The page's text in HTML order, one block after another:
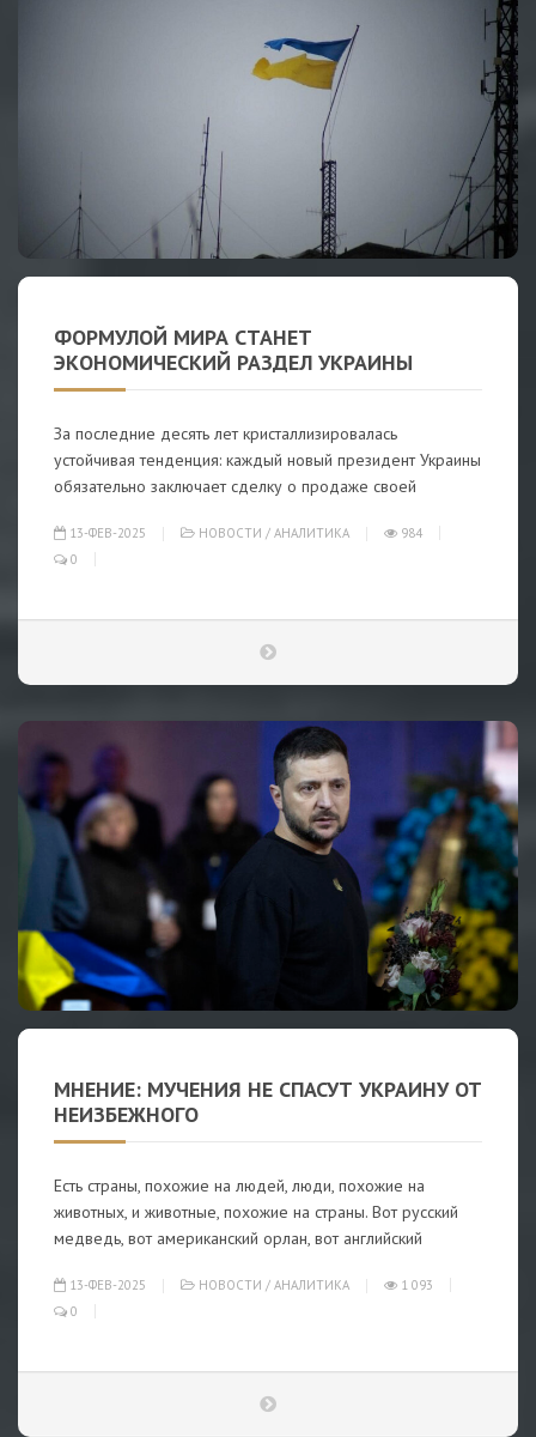
ФОРМУЛОЙ МИРА СТАНЕТ
ЭКОНОМИЧЕСКИЙ РАЗДЕЛ УКРАИНЫ
За последние десять лет кристаллизировалась
устойчивая тенденция: каждый новый президент Украины
обязательно заключает сделку о продаже своей
13-ФЕВ-2025 НОВОСТИ / АНАЛИТИКА
984
0
МНЕНИЕ: МУЧЕНИЯ НЕ СПАСУТ УКРАИНУ ОТ
НЕИЗБЕЖНОГО
Есть страны, похожие на людей, люди, похожие на
животных, и животные, похожие на страны. Вот русский
медведь, вот американский орлан, вот английский
13-ФЕВ-2025 НОВОСТИ / АНАЛИТИКА
1 093
0